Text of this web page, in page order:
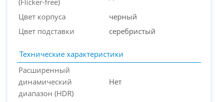
Цвет корпуса
черный
Цвет подставки
серебристый
Технические характеристики
Расширенный
динамический
диапазон (HDR)
Нет